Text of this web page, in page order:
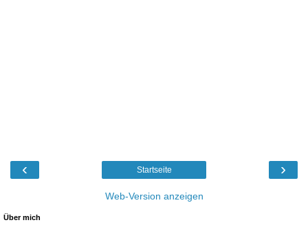
‹ ›
Startseite
Web-Version anzeigen
Über mich